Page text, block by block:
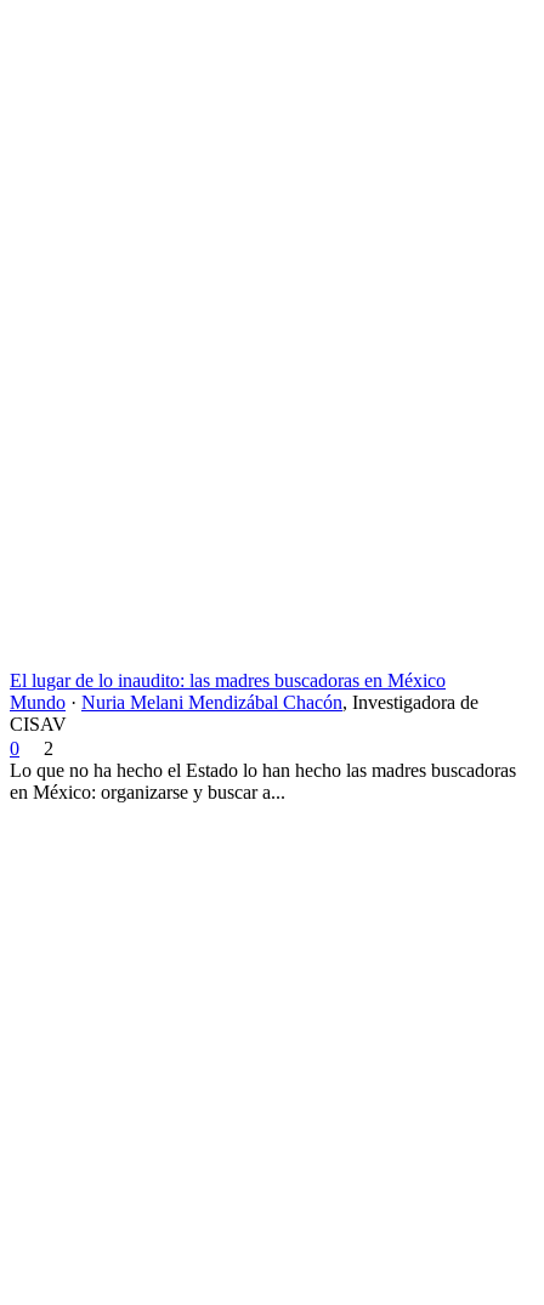
El lugar de lo inaudito: las madres buscadoras en México
Mundo · Nuria Melani Mendizábal Chacón, Investigadora de
CISAV
0
2
Lo que no ha hecho el Estado lo han hecho las madres buscadoras
en México: organizarse y buscar a...